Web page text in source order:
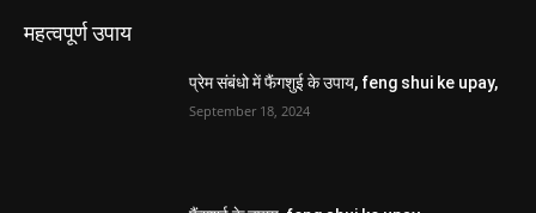
महत्वपूर्ण उपाय
प्रेम संबंधो में फैंगशुई के उपाय, feng shui ke upay,
September 18, 2024